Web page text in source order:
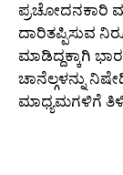
ಪ್ರಚೋದನಕಾರಿ
ದಾರಿತಪ್ಪಿಸುವ
ಮಾಡಿದ್ದಕ್ಕಾಗಿ
ಚಾನೆಲ್ಗಳನ್ನು
ಮಾಧ್ಯಮಗಳಿಗೆ